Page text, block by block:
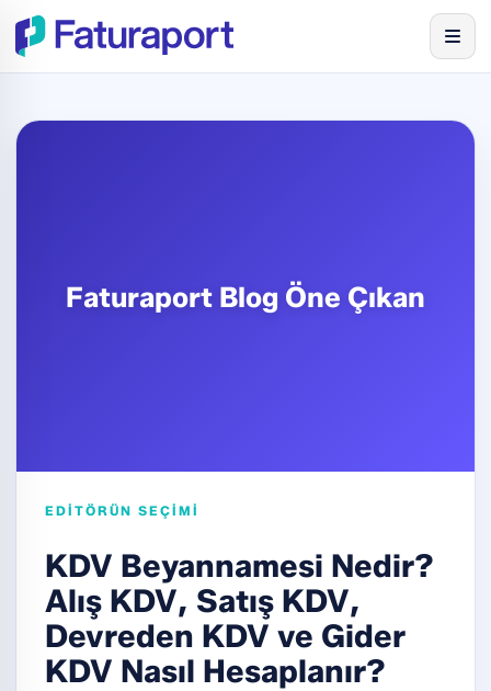
Faturaport Blog Öne Çıkan
EDITÖRÜN SEÇIMI
KDV Beyannamesi Nedir?
Alış KDV, Satış KDV,
Devreden KDV ve Gider
KDV Nasıl Hesaplanır?